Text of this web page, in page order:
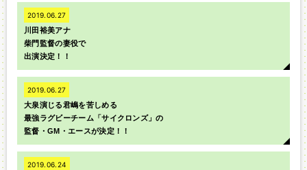
2019.06.27
川田裕美アナ
柴門監督の妻役で
出演決定！！
2019.06.27
大泉演じる君嶋を苦しめる
最強ラグビーチーム「サイクロンズ」の
監督・GM・エースが決定！！
2019.06.24